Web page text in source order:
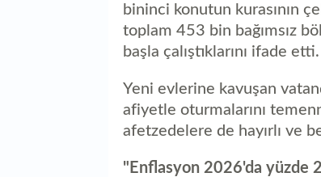
bininci konutun kurasının
toplam 453 bin bağımsız
başla çalıştıklarını ifade etti.
Yeni evlerine kavuşan
afiyetle oturmalarını
afetzedelere de hayırlı ve
"Enflasyon 2026'da yüzde